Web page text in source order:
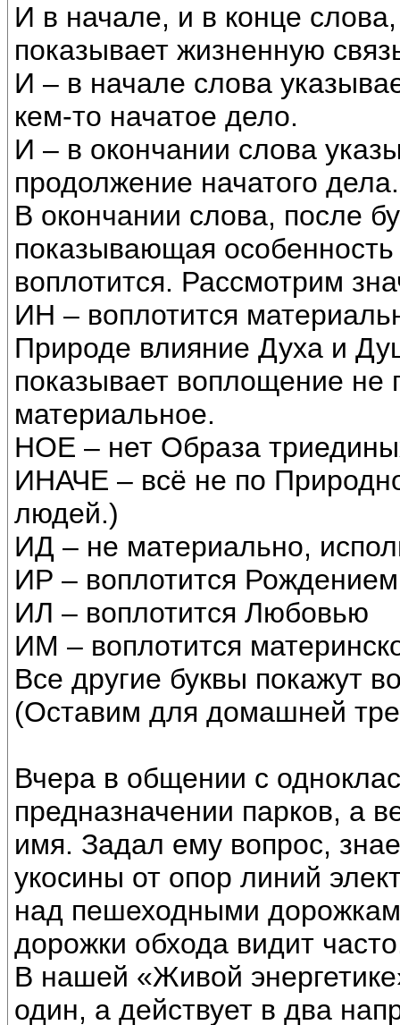
И в начале, и в конце
показывает жизненную
И – в начале слова
кем-то начатое дело.
И – в окончании слова
продолжение начатого дела.
В окончании слова, после
показывающая
воплотится. Рассмотрим
ИН – воплотится
Природе влияние Духа и
показывает воплощение
материальное.
НОЕ – нет Образа
ИНАЧЕ – всё не по
людей.)
ИД – не материально,
ИР – воплотится
ИЛ – воплотится Любовью
ИМ – воплотится
Все другие буквы покажут
(Оставим для домашней
Вчера в общении с
предназначении парков, а
имя. Задал ему вопрос,
укосины от опор линий
над пешеходными
дорожки обхода видит
В нашей «Живой
один, а действует в два